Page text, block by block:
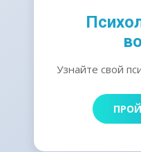
Узнайте свой